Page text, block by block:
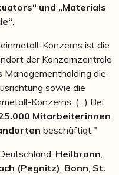
und „Materials
.
Konzerns ist die
der Konzernzentrale
Managementholding die
sowie die
Konzerns. (…) Bei
Mitarbeiterinnen
beschäftigt."
Heilbronn,
(Pegnitz), Bonn, St.